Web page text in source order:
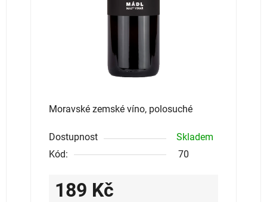
Moravské zemské víno, polosuché
Dostupnost
Skladem
Kód:
70
189 Kč